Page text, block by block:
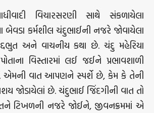
વિચારસરણી સાથે સંકળાયેલા
કર્મશીલ ચંદુભાઈની નજરે જોવાયેલા
અને વાચનીય કથા છે. ચંદુ મહેરિયા
વિસ્તારમાં લઈ જઈને પ્રભાવશાળી
એમની વાત આપણને સ્પર્શે છે, કેમ કે તેની
છે. ચંદુભાઈ જિંદગીની વાત તો
ટિખળની નજરે જોઈને, જીવનક્રમમાં એ